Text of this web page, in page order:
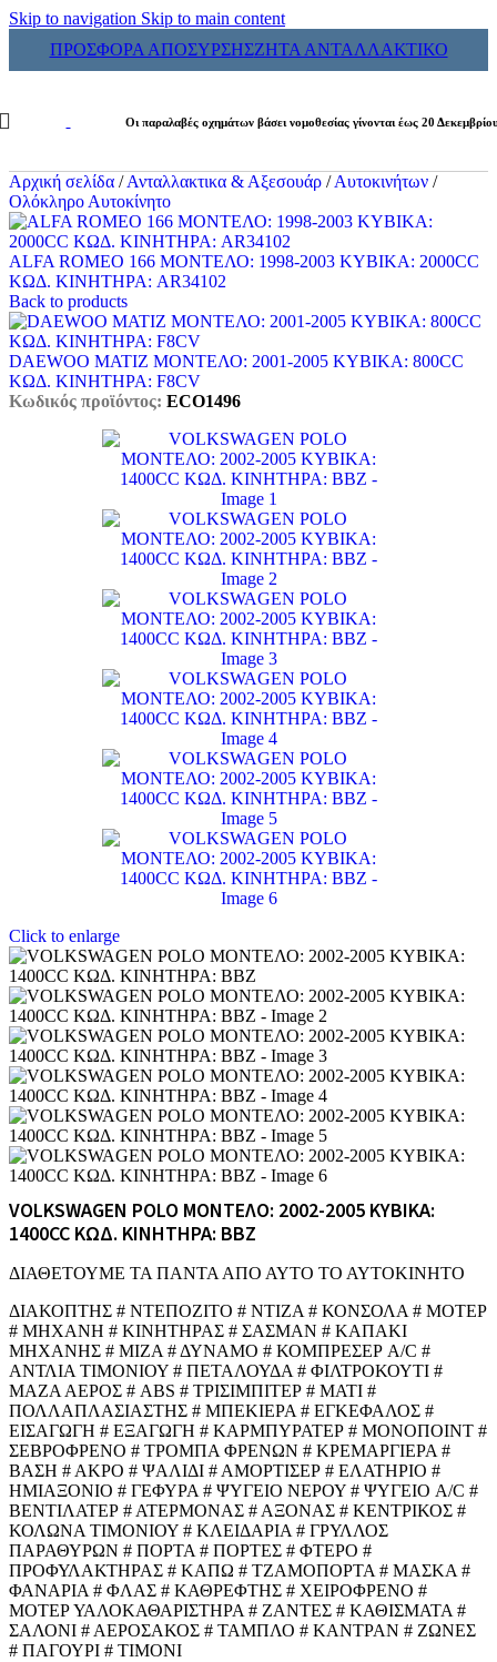
Skip to navigation Skip to main content
ΠΡΟΣΦΟΡΑ ΑΠΟΣΥΡΣΗΣΖΗΤΑ ΑΝΤΑΛΛΑΚΤΙΚΟ
Οι παραλαβές οχημάτων βάσει νομοθεσίας γίνονται έως 20
Αρχική σελίδα / Ανταλλακτικα & Αξεσουάρ / Αυτοκινήτων /
Ολόκληρο Αυτοκίνητο
ALFA ROMEO 166 ΜΟΝΤΕΛΟ: 1998-2003 ΚΥΒΙΚΑ: 2000CC
ΚΩΔ. ΚΙΝΗΤΗΡΑ: AR34102
Back to products
DAEWOO MATIZ ΜΟΝΤΕΛΟ: 2001-2005 ΚΥΒΙΚΑ: 800CC
ΚΩΔ. ΚΙΝΗΤΗΡΑ: F8CV
Κωδικός προϊόντος: ECO1496
Click to enlarge
VOLKSWAGEN POLO ΜΟΝΤΕΛΟ: 2002-2005 ΚΥΒΙΚΑ:
1400CC ΚΩΔ. ΚΙΝΗΤΗΡΑ: BBZ
ΔΙΑΘΕΤΟΥΜΕ ΤΑ ΠΑΝΤΑ ΑΠΟ ΑΥΤΟ ΤΟ ΑΥΤΟΚΙΝΗΤΟ
ΔΙΑΚΟΠΤΗΣ # ΝΤΕΠΟΖΙΤΟ # ΝΤΙΖΑ # ΚΟΝΣΟΛΑ # ΜΟΤΕΡ
# ΜΗΧΑΝΗ # ΚΙΝΗΤΗΡΑΣ # ΣΑΣΜΑΝ # ΚΑΠΑΚΙ
ΜΗΧΑΝΗΣ # ΜΙΖΑ # ΔΥΝΑΜΟ # ΚΟΜΠΡΕΣΕΡ A/C #
ΑΝΤΛΙΑ ΤΙΜΟΝΙΟΥ # ΠΕΤΑΛΟΥΔΑ # ΦΙΛΤΡΟΚΟΥΤΙ #
ΜΑΖΑ ΑΕΡΟΣ # ABS # ΤΡΙΣΙΜΠΙΤΕΡ # ΜΑΤΙ #
ΠΟΛΛΑΠΛΑΣΙΑΣΤΗΣ # ΜΠΕΚΙΕΡΑ # ΕΓΚΕΦΑΛΟΣ #
ΕΙΣΑΓΩΓΗ # ΕΞΑΓΩΓΗ # ΚΑΡΜΠΥΡΑΤΕΡ # ΜΟΝΟΠΟΙΝΤ #
ΣΕΒΡΟΦΡΕΝΟ # ΤΡΟΜΠΑ ΦΡΕΝΩΝ # ΚΡΕΜΑΡΓΙΕΡΑ #
ΒΑΣΗ # ΑΚΡΟ # ΨΑΛΙΔΙ # ΑΜΟΡΤΙΣΕΡ # ΕΛΑΤΗΡΙΟ #
ΗΜΙΑΞΟΝΙΟ # ΓΕΦΥΡΑ # ΨΥΓΕΙΟ ΝΕΡΟΥ # ΨΥΓΕΙΟ A/C #
ΒΕΝΤΙΛΑΤΕΡ # ΑΤΕΡΜΟΝΑΣ # ΑΞΟΝΑΣ # ΚΕΝΤΡΙΚΟΣ #
ΚΟΛΩΝΑ ΤΙΜΟΝΙΟΥ # ΚΛΕΙΔΑΡΙΑ # ΓΡΥΛΛΟΣ
ΠΑΡΑΘΥΡΩΝ # ΠΟΡΤΑ # ΠΟΡΤΕΣ # ΦΤΕΡΟ #
ΠΡΟΦΥΛΑΚΤΗΡΑΣ # ΚΑΠΩ # ΤΖΑΜΟΠΟΡΤΑ # ΜΑΣΚΑ #
ΦΑΝΑΡΙΑ # ΦΛΑΣ # ΚΑΘΡΕΦΤΗΣ # ΧΕΙΡΟΦΡΕΝΟ #
ΜΟΤΕΡ ΥΑΛΟΚΑΘΑΡΙΣΤΗΡΑ # ΖΑΝΤΕΣ # ΚΑΘΙΣΜΑΤΑ #
ΣΑΛΟΝΙ # ΑΕΡΟΣΑΚΟΣ # ΤΑΜΠΛΟ # ΚΑΝΤΡΑΝ # ΖΩΝΕΣ
# ΠΑΓΟΥΡΙ # ΤΙΜΟΝΙ